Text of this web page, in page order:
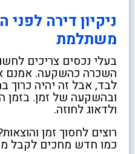
ניקיון דירה
משתלמת
בעלי נכסים צריכים
השכרה כהשקעה. אמנם
לבד, אבל זה יהיה כרוך
ובהשקעה של זמן. בזמן
ולדאוג לחוזה.
רוצים לחסוך זמן
כמו חדש מחכים לקבל